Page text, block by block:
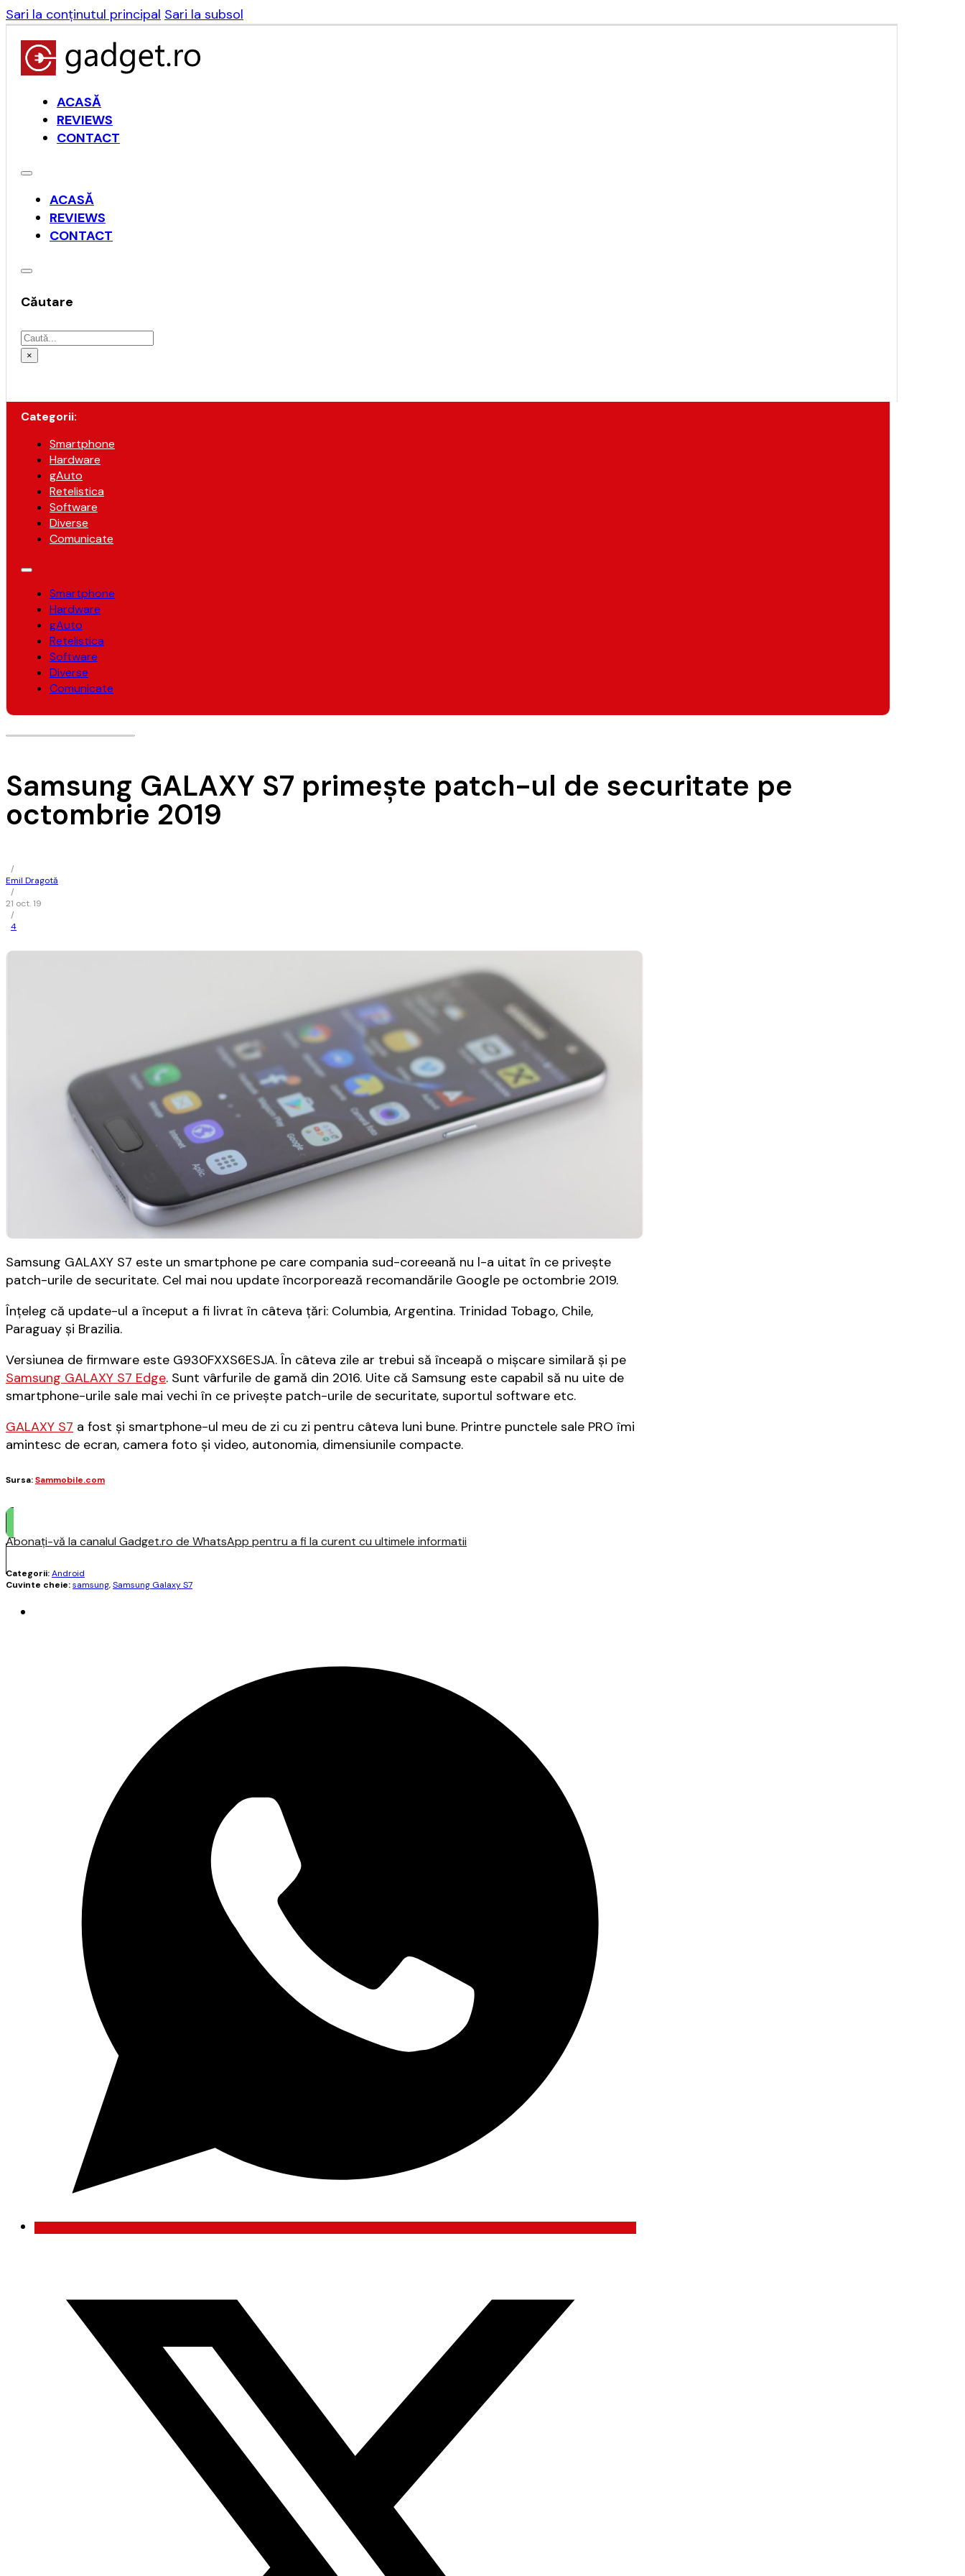
Sari la conținutul principal Sari la subsol
ACASĂ
REVIEWS
CONTACT
ACASĂ
REVIEWS
CONTACT
Căutare
Caută
×
Categorii:
Smartphone
Hardware
gAuto
Retelistica
Software
Diverse
Comunicate
Smartphone
Hardware
gAuto
Retelistica
Software
Diverse
Comunicate
Samsung GALAXY S7 primește patch-ul de securitate pe
octombrie 2019
/
Emil Dragotă
/
21 oct. 19
/
4
Samsung GALAXY S7 este un smartphone pe care compania sud-coreeană nu l-a uitat în ce privește
patch-urile de securitate. Cel mai nou update încorporează recomandările Google pe octombrie 2019.
Înțeleg că update-ul a început a fi livrat în câteva țări: Columbia, Argentina. Trinidad Tobago, Chile,
Paraguay și Brazilia.
Versiunea de firmware este G930FXXS6ESJA. În câteva zile ar trebui să înceapă o mișcare similară și pe
Samsung GALAXY S7 Edge. Sunt vârfurile de gamă din 2016. Uite că Samsung este capabil să nu uite de
smartphone-urile sale mai vechi în ce privește patch-urile de securitate, suportul software etc.
GALAXY S7 a fost și smartphone-ul meu de zi cu zi pentru câteva luni bune. Printre punctele sale PRO îmi
amintesc de ecran, camera foto și video, autonomia, dimensiunile compacte.
Sursa:Sammobile.com
Abonați-vă la canalul Gadget.ro de WhatsApp pentru a fi la curent cu ultimele informatii
Categorii:Android
Cuvinte cheie:samsung,Samsung Galaxy S7